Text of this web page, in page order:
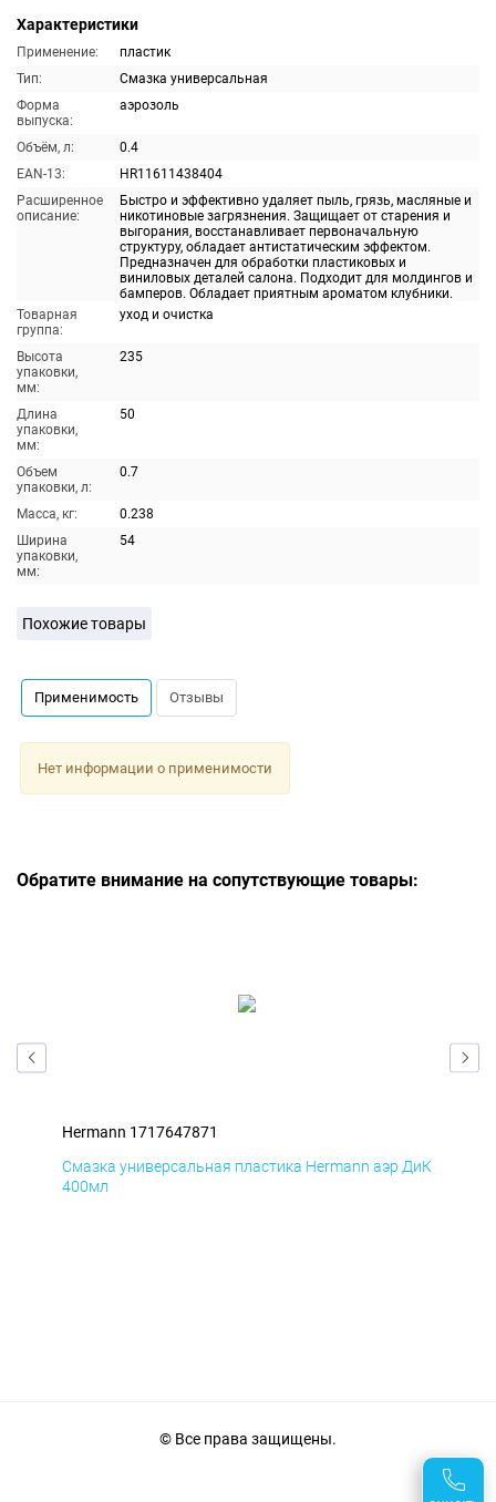
Характеристики
Применение:
пластик
Тип:
Смазка универсальная
Форма
выпуска:
аэрозоль
Объём, л:
0.4
EAN-13:
HR11611438404
Расширенное
описание:
Быстро и эффективно удаляет пыль, грязь, масляные и
никотиновые загрязнения. Защищает от старения и
выгорания, восстанавливает первоначальную
структуру, обладает антистатическим эффектом.
Предназначен для обработки пластиковых и
виниловых деталей салона. Подходит для молдингов и
бамперов. Обладает приятным ароматом клубники.
Товарная
группа:
уход и очистка
Высота
упаковки,
мм:
235
Длина
упаковки,
мм:
50
Объем
упаковки, л:
0.7
Масса, кг:
0.238
Ширина
упаковки,
мм:
54
Похожие товары
Применимость Отзывы
Нет информации о применимости
Обратите внимание на сопутствующие товары:
Hermann 1717647871
Смазка универсальная пластика Hermann аэр ДиК
400мл
© Все права защищены.